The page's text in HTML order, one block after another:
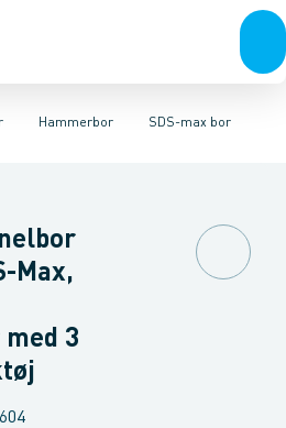
Rørværktøj Bits & toppe
Hammerbor
HulborDiamantborTræbor
SDS-max bor
Sæt
Max,
3